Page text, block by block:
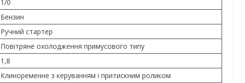
1/0
Бензин
Ручний стартер
Повітряне охолодження примусового типу
1,8
Клиноременне з керуванням і притискним роликом